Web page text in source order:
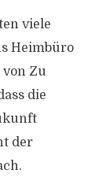
viele
Heimbüro
von Zu
die
der